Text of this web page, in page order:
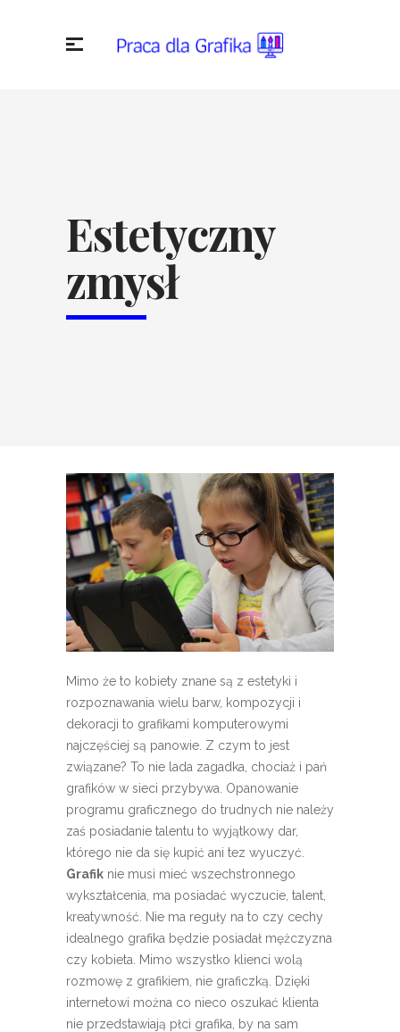
Estetyczny
zmysł
Mimo że to kobiety znane są z estetyki i
rozpoznawania wielu barw, kompozycji i
dekoracji to grafikami komputerowymi
najczęściej są panowie. Z czym to jest
związane? To nie lada zagadka, chociaż i pań
grafików w sieci przybywa. Opanowanie
programu graficznego do trudnych nie należy
zaś posiadanie talentu to wyjątkowy dar,
którego nie da się kupić ani tez wyuczyć.
Grafik nie musi mieć wszechstronnego
wykształcenia, ma posiadać wyczucie, talent,
kreatywność. Nie ma reguły na to czy cechy
idealnego grafika będzie posiadał mężczyzna
czy kobieta. Mimo wszystko klienci wolą
rozmowę z grafikiem, nie graficzką. Dzięki
internetowi można co nieco oszukać klienta
nie przedstawiają płci grafika, by na sam